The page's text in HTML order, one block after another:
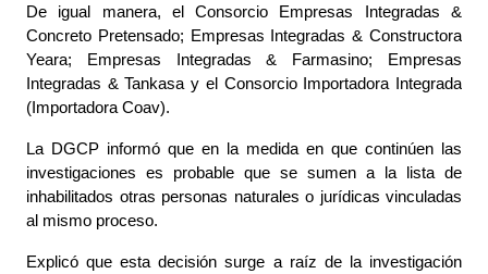
De igual manera, el Consorcio Empresas Integradas &
Concreto Pretensado; Empresas Integradas & Constructora
Yeara; Empresas Integradas & Farmasino; Empresas
Integradas & Tankasa y el Consorcio Importadora Integrada
(Importadora Coav).
La DGCP informó que en la medida en que continúen las
investigaciones es probable que se sumen a la lista de
inhabilitados otras personas naturales o jurídicas vinculadas
al mismo proceso.
Explicó que esta decisión surge a raíz de la investigación